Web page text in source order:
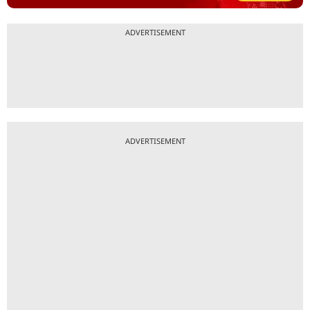
ADVERTISEMENT
ADVERTISEMENT